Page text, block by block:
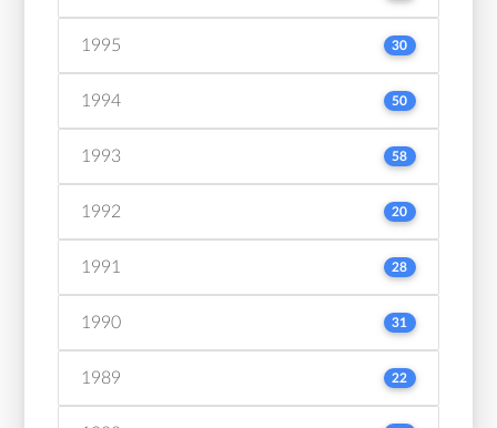
1995 30
1994 50
1993 58
1992 20
1991 28
1990 31
1989 22